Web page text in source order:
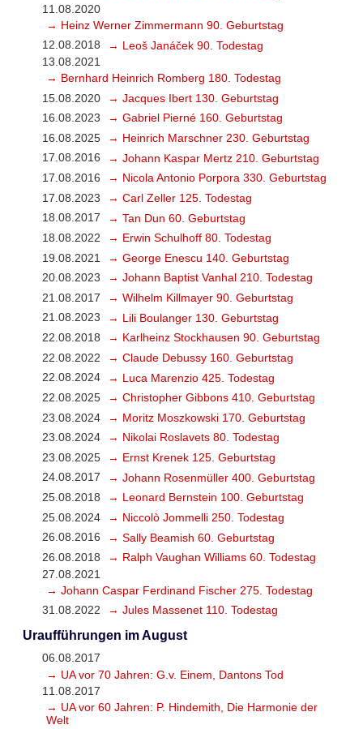
11.08.2020
→ Heinz Werner Zimmermann 90. Geburtstag
12.08.2018
→ Leoš Janáček 90. Todestag
13.08.2021
→ Bernhard Heinrich Romberg 180. Todestag
15.08.2020
→ Jacques Ibert 130. Geburtstag
16.08.2023
→ Gabriel Pierné 160. Geburtstag
16.08.2025
→ Heinrich Marschner 230. Geburtstag
17.08.2016
→ Johann Kaspar Mertz 210. Geburtstag
17.08.2016
→ Nicola Antonio Porpora 330. Geburtstag
17.08.2023
→ Carl Zeller 125. Todestag
18.08.2017
→ Tan Dun 60. Geburtstag
18.08.2022
→ Erwin Schulhoff 80. Todestag
19.08.2021
→ George Enescu 140. Geburtstag
20.08.2023
→ Johann Baptist Vanhal 210. Todestag
21.08.2017
→ Wilhelm Killmayer 90. Geburtstag
21.08.2023
→ Lili Boulanger 130. Geburtstag
22.08.2018
→ Karlheinz Stockhausen 90. Geburtstag
22.08.2022
→ Claude Debussy 160. Geburtstag
22.08.2024
→ Luca Marenzio 425. Todestag
22.08.2025
→ Christopher Gibbons 410. Geburtstag
23.08.2024
→ Moritz Moszkowski 170. Geburtstag
23.08.2024
→ Nikolai Roslavets 80. Todestag
23.08.2025
→ Ernst Krenek 125. Geburtstag
24.08.2017
→ Johann Rosenmüller 400. Geburtstag
25.08.2018
→ Leonard Bernstein 100. Geburtstag
25.08.2024
→ Niccolò Jommelli 250. Todestag
26.08.2016
→ Sally Beamish 60. Geburtstag
26.08.2018
→ Ralph Vaughan Williams 60. Todestag
27.08.2021
→ Johann Caspar Ferdinand Fischer 275. Todestag
31.08.2022
→ Jules Massenet 110. Todestag
Uraufführungen im August
06.08.2017
→ UA vor 70 Jahren: G.v. Einem, Dantons Tod
11.08.2017
→ UA vor 60 Jahren: P. Hindemith, Die Harmonie der
Welt